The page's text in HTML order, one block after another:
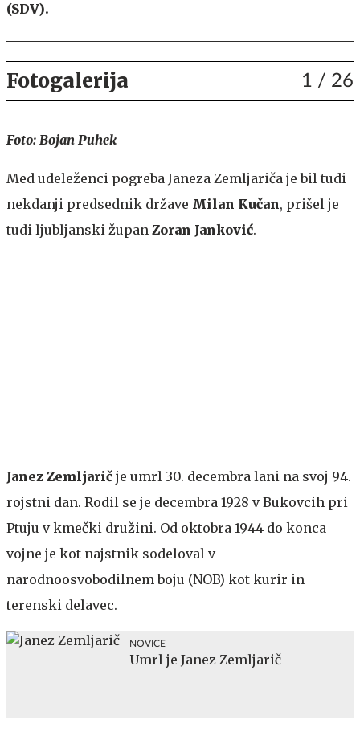
(SDV).
Fotogalerija 1 / 26
Foto: Bojan Puhek
Med udeleženci pogreba Janeza Zemljariča je bil tudi
nekdanji predsednik države Milan Kučan, prišel je
tudi ljubljanski župan Zoran Janković.
Janez Zemljarič je umrl 30. decembra lani na svoj 94.
rojstni dan. Rodil se je decembra 1928 v Bukovcih pri
Ptuju v kmečki družini. Od oktobra 1944 do konca
vojne je kot najstnik sodeloval v
narodnoosvobodilnem boju (NOB) kot kurir in
terenski delavec.
NOVICE
Umrl je Janez Zemljarič